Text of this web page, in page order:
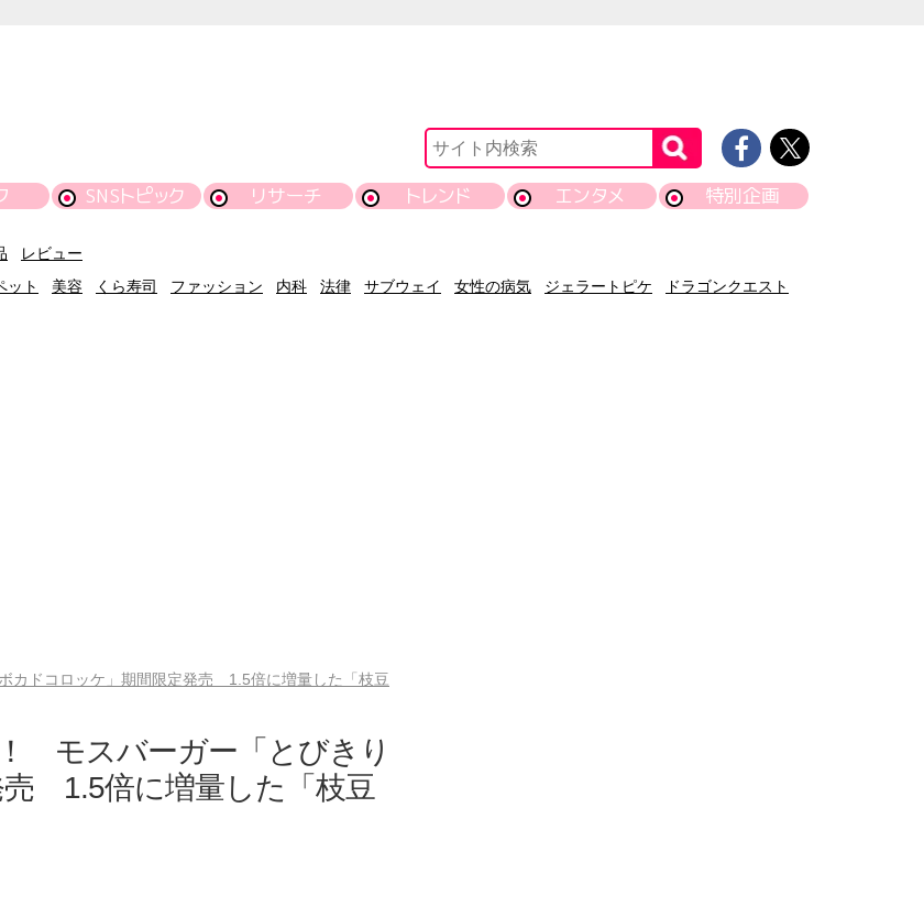
SNSトピック リサーチ トレンド エンタメ 特別企画
レビュー
ット 美容 くら寿司 ファッション 内科 法律 サブウェイ 女性の病気 ジェラートピケ
ドラゴンクエスト
カドコロッケ」期間限定発売 1.5倍に増量した「枝豆
モスバーガー「とびきり
1.5倍に増量した「枝豆